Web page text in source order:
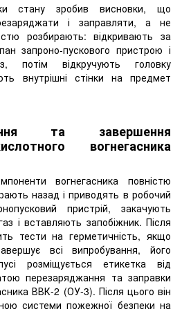
стану зробив висновки, що
і заправляти, а не
розбирають: відкривають за
запроно-пускового пристрою і
потім відкручують головку
внутрішні стінки на предмет
та завершення
вогнегасника
вогнегасника повністю
назад і приводять в робочий
пристрій, закачують
і вставляють запобіжник. Після
тести на герметичність, якщо
всі випробування, його
розміщується етикетка від
перезаряджання та заправки
ВВК-2 (ОУ-3). Після цього він
системи пожежної безпеки на